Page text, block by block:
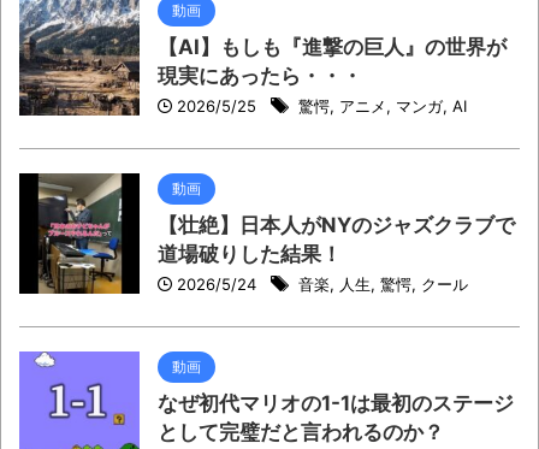
動画
【AI】もしも『進撃の巨人』の世界が
現実にあったら・・・
2026/5/25 驚愕, アニメ, マンガ, AI
動画
【壮絶】日本人がNYのジャズクラブで
道場破りした結果！
2026/5/24 音楽, 人生, 驚愕, クール
動画
なぜ初代マリオの1-1は最初のステージ
として完璧だと言われるのか？